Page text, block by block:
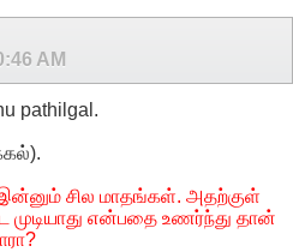
AM
pathilgal.
சில மாதங்கள். அதற்குள்
முடியாது என்பதை உணர்ந்து தான்